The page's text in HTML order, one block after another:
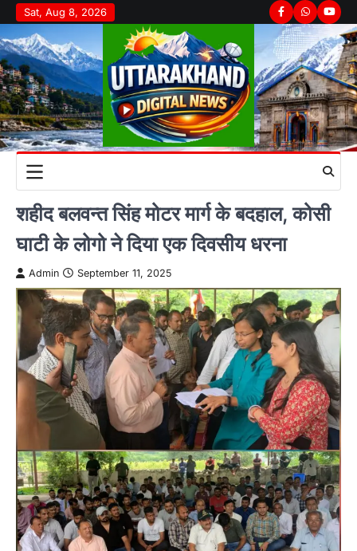
Skip
to
content
Sat, Aug 8, 2026 Facebook
Whatsapp
शहीद बलवन्त सिंह मोटर मार्ग के बदहाल, कोसी
घाटी के लोगो ने दिया एक दिवसीय धरना
Admin September 11, 2025